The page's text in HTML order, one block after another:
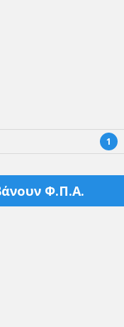
1
Φ.Π.Α.